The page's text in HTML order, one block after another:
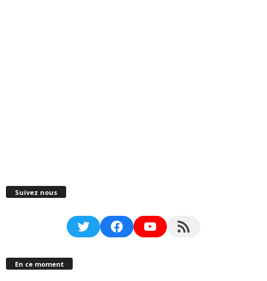
Suivez nous
TwitterFacebookYouTubeRSS Feed
En ce moment